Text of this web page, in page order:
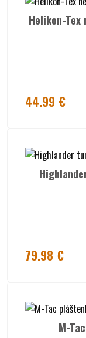
Helikon-Tex
44.99 €
79.98 €
M-